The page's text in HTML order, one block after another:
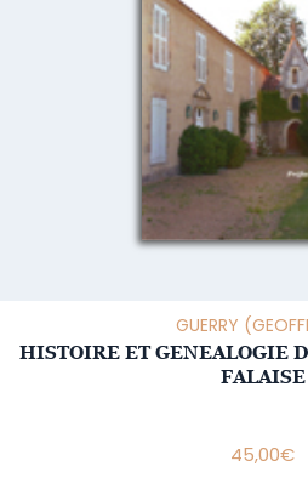
GUERRY
HISTOIRE ET GENEALOGIE
FALAISE
45,00€